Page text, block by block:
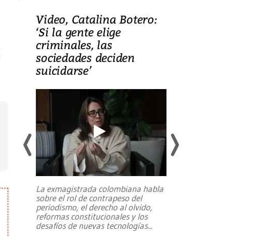
Video, Catalina Botero:
‘Si la gente elige
criminales, las
sociedades deciden
suicidarse’
La exmagistrada colombiana habla
sobre el rol de contrapeso del
periodismo, el derecho al olvido,
reformas constitucionales y los
desafíos de nuevas tecnologías...